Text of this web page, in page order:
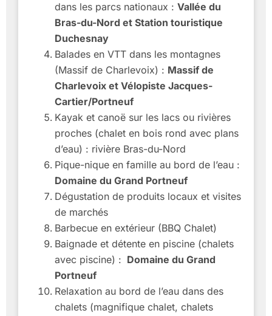
dans les parcs nationaux : Vallée du
Bras-du-Nord et Station touristique
Duchesnay
Balades en VTT dans les montagnes
(Massif de Charlevoix) : Massif de
Charlevoix et Vélopiste Jacques-
Cartier/Portneuf
Kayak et canoë sur les lacs ou rivières
proches (chalet en bois rond avec plans
d’eau) : rivière Bras-du-Nord
Pique-nique en famille au bord de l’eau :
Domaine du Grand Portneuf
Dégustation de produits locaux et visites
de marchés
Barbecue en extérieur (BBQ Chalet)
Baignade et détente en piscine (chalets
avec piscine) : Domaine du Grand
Portneuf
Relaxation au bord de l’eau dans des
chalets (magnifique chalet, chalets